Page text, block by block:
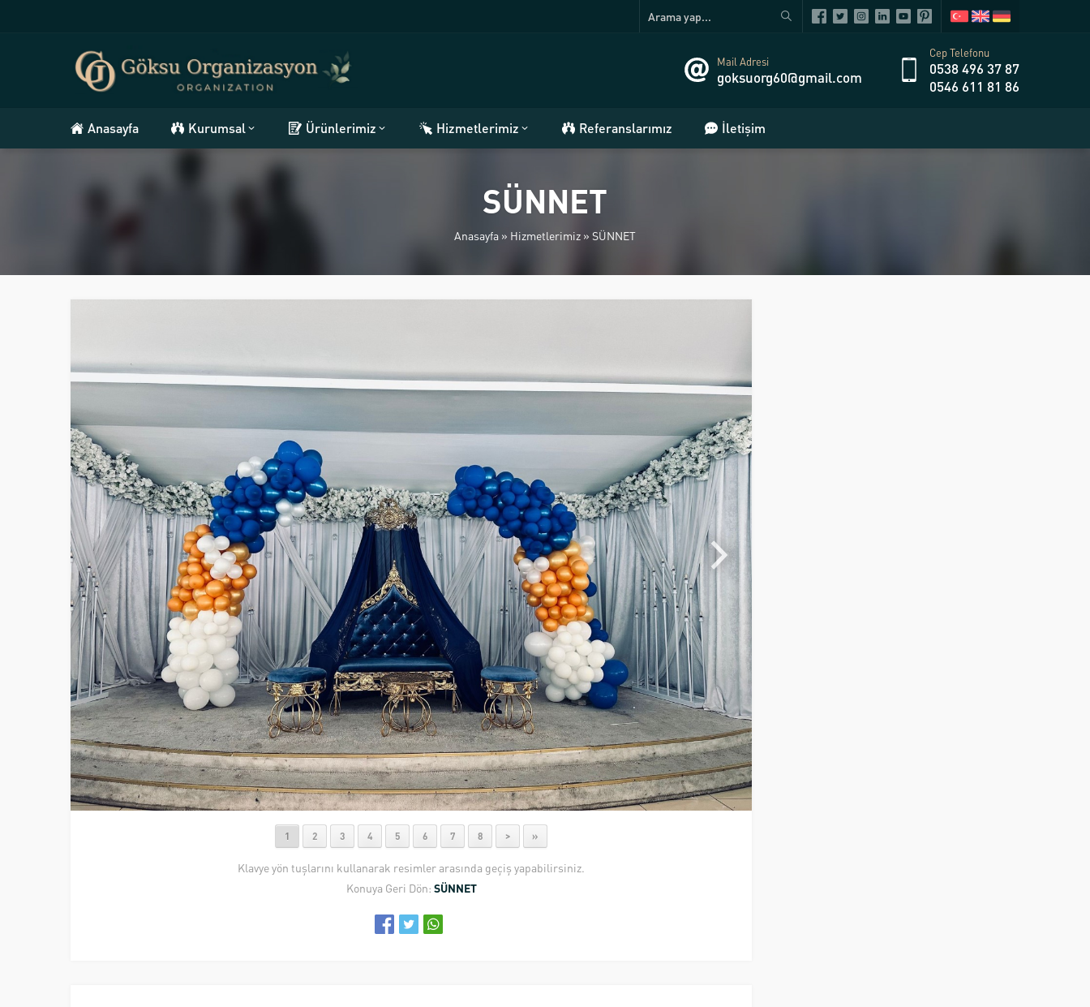
Mail Adresi
goksuorg60@gmail.com
Cep Telefonu
0538 496 37 87
0546 611 81 86
Anasayfa Kurumsal Ürünlerimiz Hizmetlerimiz Referanslarımız İletişim
SÜNNET
Anasayfa » Hizmetlerimiz » SÜNNET
1 2 3 4 5 6 7 8 > »
Klavye yön tuşlarını kullanarak resimler arasında geçiş yapabilirsiniz.
Konuya Geri Dön: SÜNNET